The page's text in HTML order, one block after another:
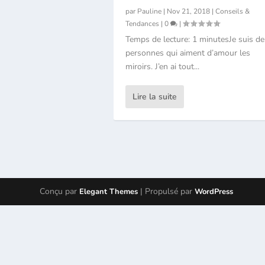
par Pauline | Nov 21, 2018 | Conseils &
Tendances | 0 |
Temps de lecture: 1 minutesJe suis
personnes qui aiment d’amour les
miroirs. J’en ai tout...
Lire la suite
Conçu par Elegant Themes | Propulsé parWordPress